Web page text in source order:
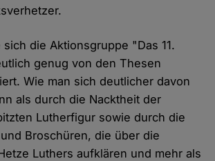
die Aktionsgruppe "Das 11.
genug von den Thesen
Wie man sich deutlicher davon
als durch die Nacktheit der
Lutherfigur sowie durch die
Broschüren, die über die
Luthers aufklären und mehr als